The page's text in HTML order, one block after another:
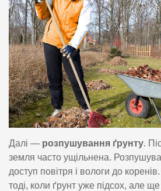
Далі — розпушування ґрунту.
земля часто ущільнена.
доступ повітря і вологи до
тоді, коли ґрунт уже підсох, але ще